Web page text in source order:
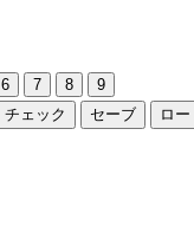
6 7 8
9
チェック セーブ ロー